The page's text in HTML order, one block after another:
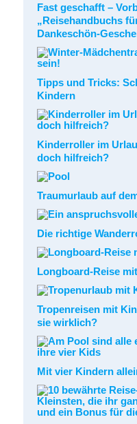
Fast geschafft –
„Reisehandbuchs
Dankeschön-
Tipps und Tricks:
Kindern
Kinderroller im
doch hilfreich?
Traumurlaub auf
Die richtige
Longboard-Reise
Tropenreisen mit
sie wirklich?
Mit vier Kindern